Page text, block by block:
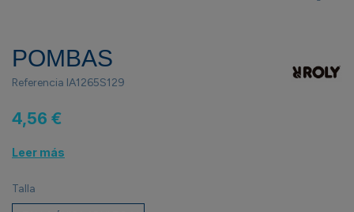
POMBAS
Referencia IA1265S129
4,56 €
Leer más
Talla